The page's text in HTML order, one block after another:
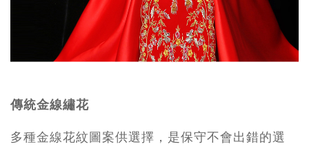
傳統金線繡花
多種金線花紋圖案供選擇，是保守不會出錯的選